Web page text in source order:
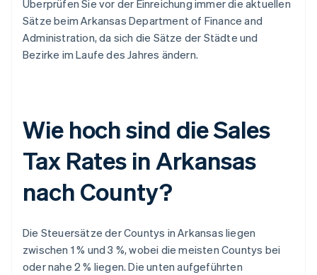
Überprüfen Sie vor der Einreichung immer die aktuellen
Sätze beim Arkansas Department of Finance and
Administration, da sich die Sätze der Städte und
Bezirke im Laufe des Jahres ändern.
Wie hoch sind die Sales
Tax Rates in Arkansas
nach County?
Die Steuersätze der Countys in Arkansas liegen
zwischen 1 % und 3 %, wobei die meisten Countys bei
oder nahe 2 % liegen. Die unten aufgeführten